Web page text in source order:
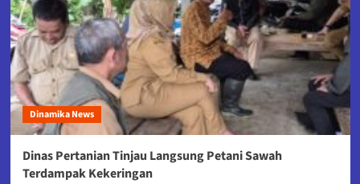
Dinamika News
Dinas Pertanian Tinjau Langsung Petani Sawah
Terdampak Kekeringan